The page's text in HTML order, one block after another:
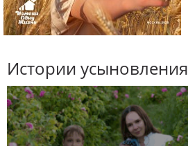
Истории усыновления